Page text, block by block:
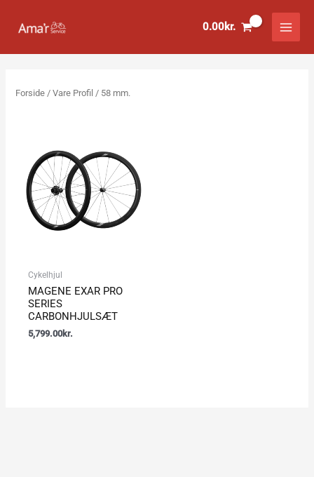
0.00kr.
Forside / Vare Profil / 58 mm.
Cykelhjul
MAGENE EXAR PRO
SERIES
CARBONHJULSÆT
5,799.00kr.